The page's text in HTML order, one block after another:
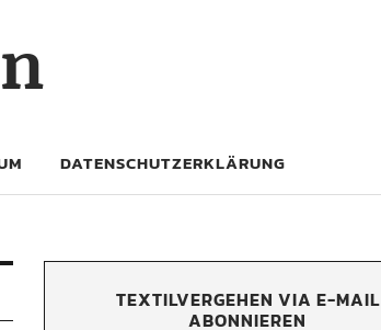
DATENSCHUTZERKLÄRUNG
TEXTILVERGEHEN VIA E-MAIL
ABONNIEREN